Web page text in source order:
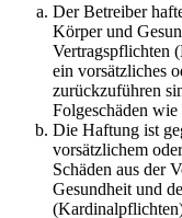
Der Betreiber
Körper und
Vertragspflichten
ein vorsätzliches
zurückzuführen
Folgeschäden
Die Haftung ist
vorsätzlichem
Schäden aus der
Gesundheit und